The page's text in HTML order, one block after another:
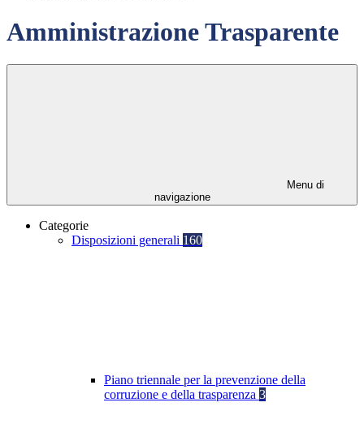
Amministrazione Trasparente
Menu di
navigazione
Categorie
Disposizioni generali 160
Piano triennale per la prevenzione della
corruzione e della trasparenza 3